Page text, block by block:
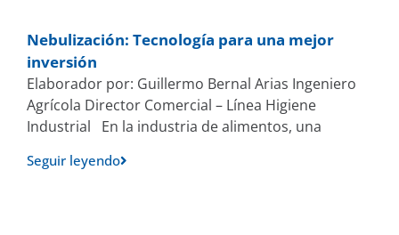
Nebulización: Tecnología para una mejor
inversión
Elaborador por: Guillermo Bernal Arias Ingeniero
Agrícola Director Comercial – Línea Higiene
Industrial En la industria de alimentos, una
Seguir leyendo